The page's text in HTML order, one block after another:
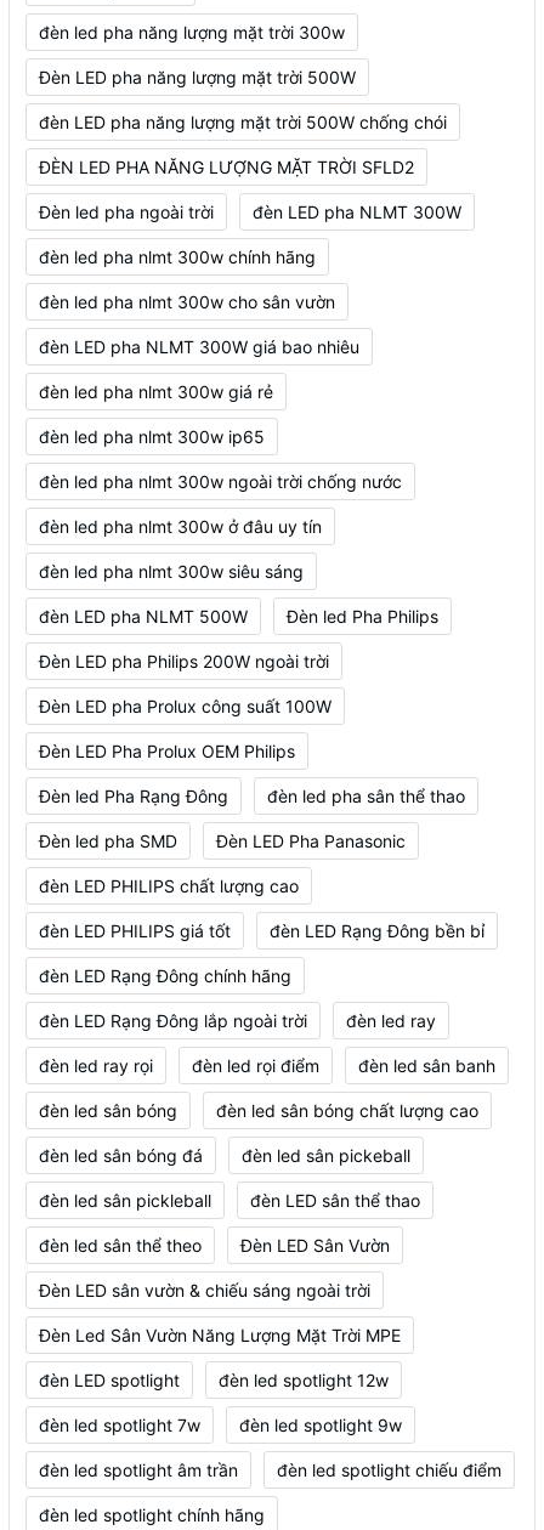
đèn led pha năng lượng mặt trời 300w
Đèn LED pha năng lượng mặt trời 500W
đèn LED pha năng lượng mặt trời 500W chống chói
ĐÈN LED PHA NĂNG LƯỢNG MẶT TRỜI SFLD2
Đèn led pha ngoài trời đèn LED pha NLMT 300W
đèn led pha nlmt 300w chính hãng
đèn led pha nlmt 300w cho sân vườn
đèn LED pha NLMT 300W giá bao nhiêu
đèn led pha nlmt 300w giá rẻ
đèn led pha nlmt 300w ip65
đèn led pha nlmt 300w ngoài trời chống nước
đèn led pha nlmt 300w ở đâu uy tín
đèn led pha nlmt 300w siêu sáng
đèn LED pha NLMT 500W Đèn led Pha Philips
Đèn LED pha Philips 200W ngoài trời
Đèn LED pha Prolux công suất 100W
Đèn LED Pha Prolux OEM Philips
Đèn led Pha Rạng Đông đèn led pha sân thể thao
Đèn led pha SMD Đèn LED Pha Panasonic
đèn LED PHILIPS chất lượng cao
đèn LED PHILIPS giá tốt đèn LED Rạng Đông bền bỉ
đèn LED Rạng Đông chính hãng
đèn LED Rạng Đông lắp ngoài trời đèn led ray
đèn led ray rọi đèn led rọi điểm đèn led sân banh
đèn led sân bóng đèn led sân bóng chất lượng cao
đèn led sân bóng đá đèn led sân pickeball
đèn led sân pickleball đèn LED sân thể thao
đèn led sân thể theo Đèn LED Sân Vườn
Đèn LED sân vườn & chiếu sáng ngoài trời
Đèn Led Sân Vườn Năng Lượng Mặt Trời MPE
đèn LED spotlight đèn led spotlight 12w
đèn led spotlight 7w đèn led spotlight 9w
đèn led spotlight âm trần đèn led spotlight chiếu điểm
đèn led spotlight chính hãng